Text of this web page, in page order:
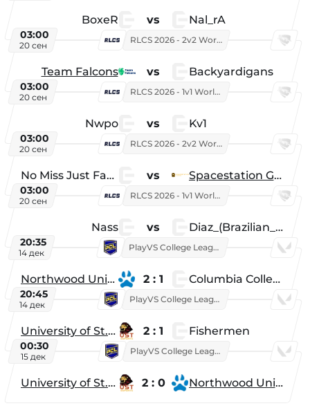
BoxeR vs Nal_rA
03:00
20 сен
RLCS 2026 - 2v2 World Championship
Team Falcons vs Backyardigans
03:00
20 сен
RLCS 2026 - 1v1 World Championship
Nwpo vs Kv1
03:00
20 сен
RLCS 2026 - 2v2 World Championship
No Miss Just Fake vs Spacestation Gaming
03:00
20 сен
RLCS 2026 - 1v1 World Championship
Nass vs Diaz_(Brazilian_Player)
20:35
14 дек
PlayVS College League 2025: Fall
Northwood University 2 : 1 Columbia College
20:45
14 дек
PlayVS College League 2025: Fall
University of St. Thomas 2 : 1 Fishermen
00:30
15 дек
PlayVS College League 2025: Fall
University of St. Thomas 2 : 0 Northwood University